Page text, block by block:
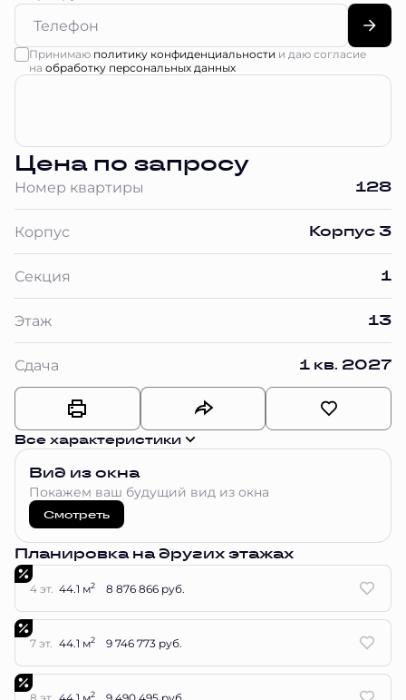
Принимаю политику конфиденциальности и даю согласие
на обработку персональных данных
Цена по запросу
Номер квартиры 128
Корпус Корпус 3
Секция 1
Этаж 13
Сдача 1 кв. 2027
Все характеристики
Вид из окна
Покажем ваш будущий вид из окна
Смотреть
Планировка на других этажах
4 эт. 44.1 м2 8 876 866 руб.
7 эт. 44.1 м2 9 746 773 руб.
8 эт. 44.1 м2 9 490 495 руб.